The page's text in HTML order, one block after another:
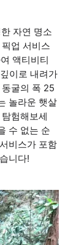
자연 명소
업 서비스
액티비티
이로 내려가
굴의 폭 25
놀라운 햇살
험해보세
수 없는 순
비스가 포함
니다!